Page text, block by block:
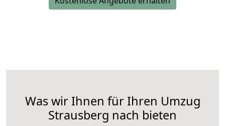
Was wir Ihnen für Ihren Umzug
Strausberg nach bieten